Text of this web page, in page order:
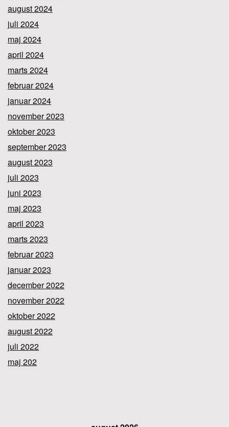
august 2024
juli 2024
maj 2024
april 2024
marts 2024
februar 2024
januar 2024
november 2023
oktober 2023
september 2023
august 2023
juli 2023
juni 2023
maj 2023
april 2023
marts 2023
februar 2023
januar 2023
december 2022
november 2022
oktober 2022
august 2022
juli 2022
maj 202